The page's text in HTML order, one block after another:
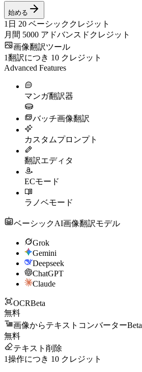
始める
1日 20 ベーシッククレジット
月間 5000 アドバンスドクレジット
画像翻訳ツール
1翻訳につき 10 クレジット
Advanced Features
マンガ翻訳器
バッチ画像翻訳
カスタムプロンプト
翻訳エディタ
ECモード
ラノベモード
ベーシックAI画像翻訳モデル
Grok
Gemini
Deepseek
ChatGPT
Claude
OCRBeta
無料
画像からテキストコンバーターBeta
無料
テキスト削除
1操作につき 10 クレジット